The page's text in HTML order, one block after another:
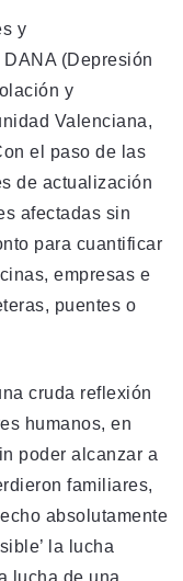
y
(Depresión
y
Valenciana,
el paso de las
de actualización
afectadas sin
para cuantificar
empresas e
puentes o
cruda reflexión
humanos, en
poder alcanzar a
familiares,
absolutamente
la lucha